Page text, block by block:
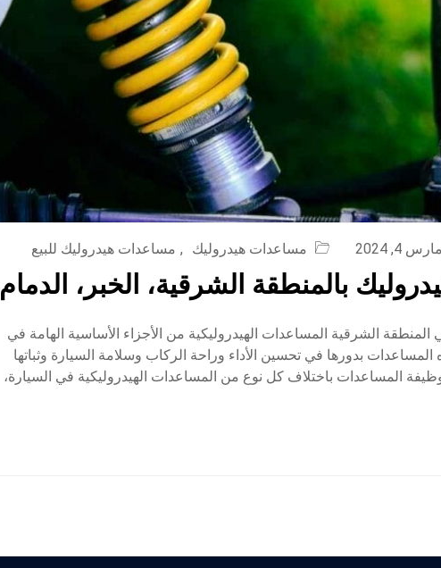
مارس 4, 2024 مساعدات هيدروليك , مساعدات هيدروليك للبيع
بالمنطقة الشرقية، الخبر، الدمام
الشرقية المساعدات الهيدروليكية من الأجزاء الأساسية الهامة في
بدورها في تحسين الأداء وراحة الركاب وسلامة السيارة وثباتها
المساعدات باختلاف كل نوع من المساعدات الهيدروليكية في السيارة،